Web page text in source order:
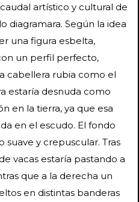
artístico y cultural de
diagramara. Según la idea
una figura esbelta,
un perfil perfecto,
cabellera rubia como el
estaría desnuda como
en la tierra, ya que esa
en el escudo. El fondo
suave y crepuscular. Tras
vacas estaría pastando a
que a la derecha un
en distintas banderas